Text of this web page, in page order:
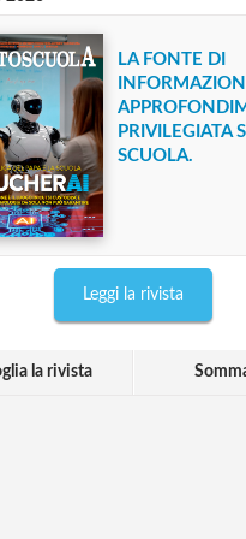
LA FONTE DI
PRIVILEGIATA
SCUOLA.
Leggi la rivista
la rivista